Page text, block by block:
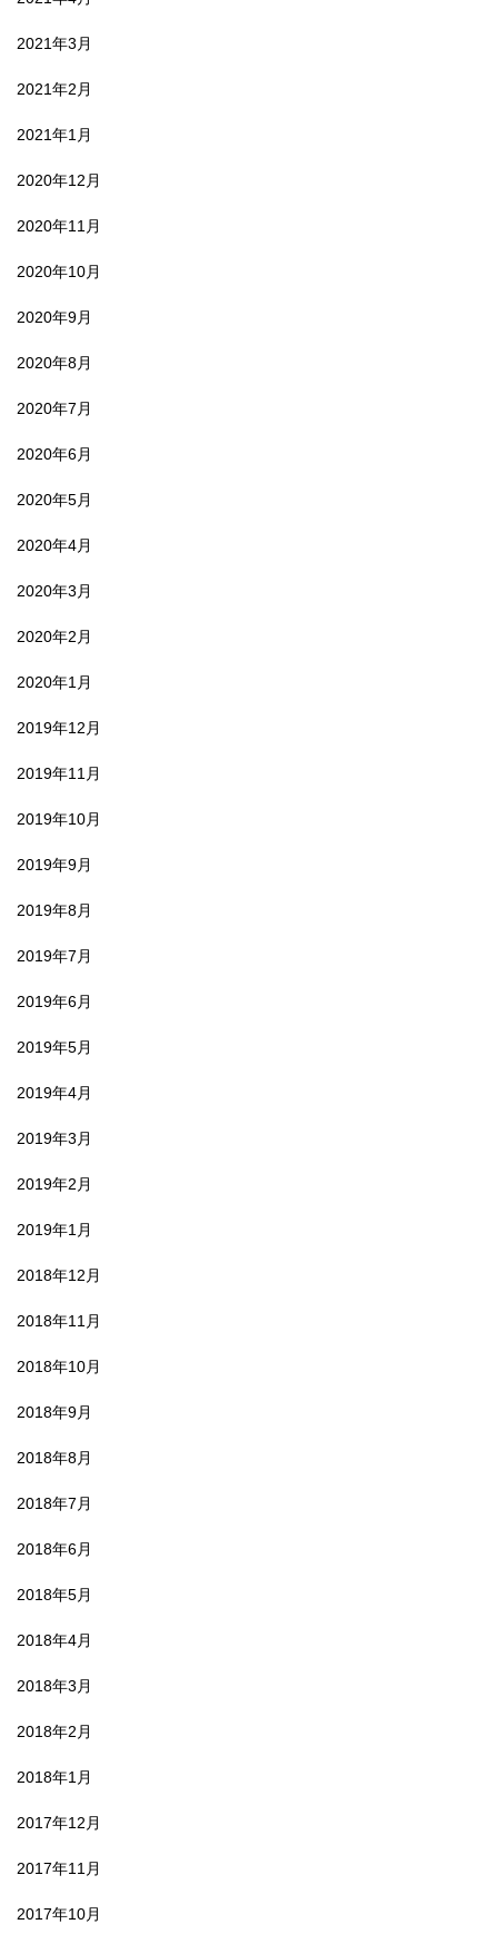
2021年3月
2021年2月
2021年1月
2020年12月
2020年11月
2020年10月
2020年9月
2020年8月
2020年7月
2020年6月
2020年5月
2020年4月
2020年3月
2020年2月
2020年1月
2019年12月
2019年11月
2019年10月
2019年9月
2019年8月
2019年7月
2019年6月
2019年5月
2019年4月
2019年3月
2019年2月
2019年1月
2018年12月
2018年11月
2018年10月
2018年9月
2018年8月
2018年7月
2018年6月
2018年5月
2018年4月
2018年3月
2018年2月
2018年1月
2017年12月
2017年11月
2017年10月